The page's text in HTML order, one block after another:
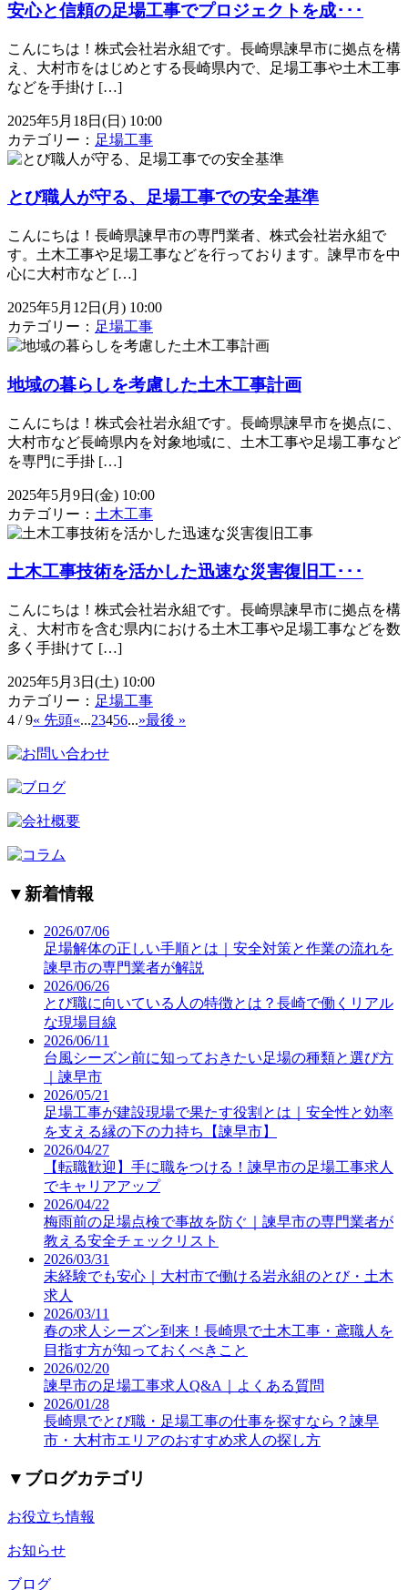
安心と信頼の足場工事でプロジェクトを成･･･
こんにちは！株式会社岩永組です。長崎県諫早市に拠点を構
え、大村市をはじめとする長崎県内で、足場工事や土木工事
などを手掛け […]
2025年5月18日(日) 10:00
カテゴリー： 足場工事
とび職人が守る、足場工事での安全基準
こんにちは！長崎県諫早市の専門業者、株式会社岩永組で
す。土木工事や足場工事などを行っております。諫早市を中
心に大村市など […]
2025年5月12日(月) 10:00
カテゴリー： 足場工事
地域の暮らしを考慮した土木工事計画
こんにちは！株式会社岩永組です。長崎県諫早市を拠点に、
大村市など長崎県内を対象地域に、土木工事や足場工事など
を専門に手掛 […]
2025年5月9日(金) 10:00
カテゴリー： 土木工事
土木工事技術を活かした迅速な災害復旧工･･･
こんにちは！株式会社岩永組です。長崎県諫早市に拠点を構
え、大村市を含む県内における土木工事や足場工事などを数
多く手掛けて […]
2025年5月3日(土) 10:00
カテゴリー： 足場工事
4 / 9« 先頭«...23456...»最後 »
▼ 新着情報
2026/07/06
足場解体の正しい手順とは｜安全対策と作業の流れを
諫早市の専門業者が解説
2026/06/26
とび職に向いている人の特徴とは？長崎で働くリアル
な現場目線
2026/06/11
台風シーズン前に知っておきたい足場の種類と選び方
｜諫早市
2026/05/21
足場工事が建設現場で果たす役割とは｜安全性と効率
を支える縁の下の力持ち【諫早市】
2026/04/27
【転職歓迎】手に職をつける！諫早市の足場工事求人
でキャリアアップ
2026/04/22
梅雨前の足場点検で事故を防ぐ｜諫早市の専門業者が
教える安全チェックリスト
2026/03/31
未経験でも安心｜大村市で働ける岩永組のとび・土木
求人
2026/03/11
春の求人シーズン到来！長崎県で土木工事・鳶職人を
目指す方が知っておくべきこと
2026/02/20
諫早市の足場工事求人Q&A｜よくある質問
2026/01/28
長崎県でとび職・足場工事の仕事を探すなら？諫早
市・大村市エリアのおすすめ求人の探し方
▼ ブログカテゴリ
お役立ち情報
お知らせ
ブログ